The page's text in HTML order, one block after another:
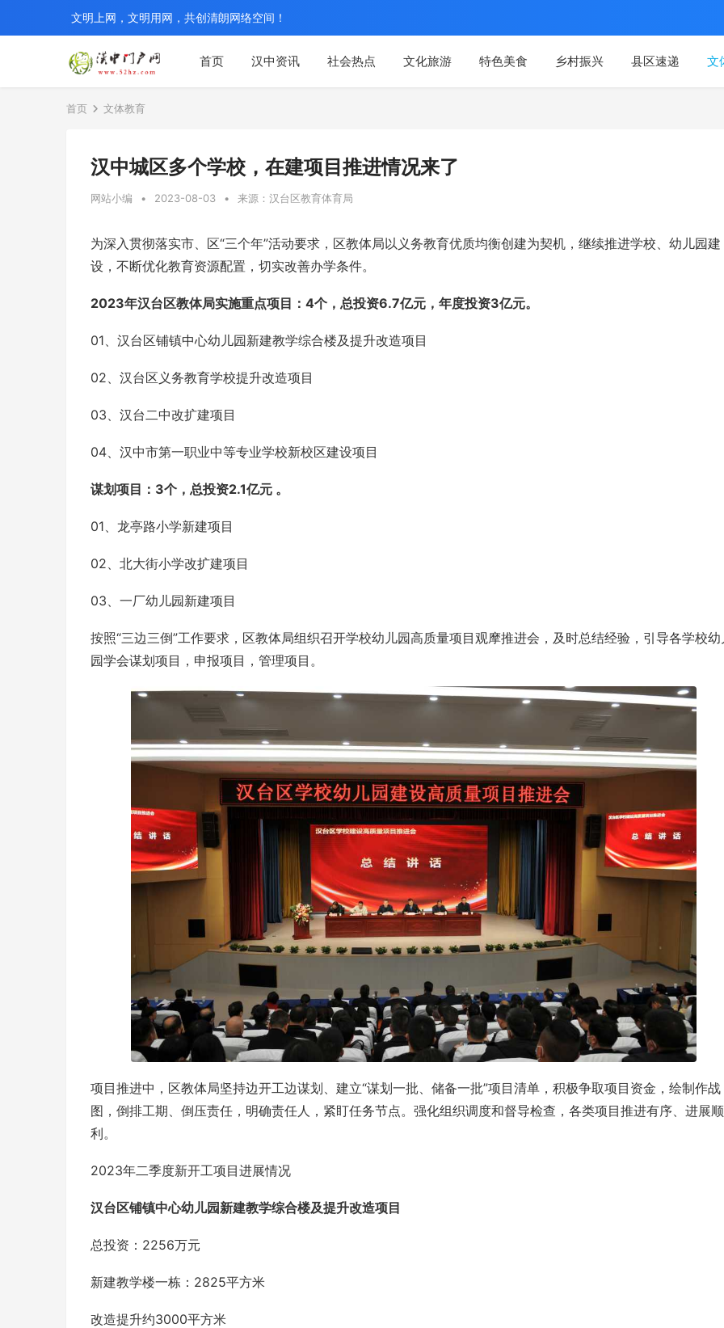
首页 汉中资讯 社会热点 文化旅游 特色美食 乡村振兴 县区速递 文
文明上网，文明用网，共创清朗网络空间！
首页 文体教育
汉中城区多个学校，在建项目推进情况来了
网站小编 • 2023-08-03 • 来源：汉台区教育体育局
为深入贯彻落实市、区“三个年”活动要求，区教体局以义务教育优质均衡创建为契机，继续推进学校、幼儿园建
设，不断优化教育资源配置，切实改善办学条件。
2023年汉台区教体局实施重点项目：4个， 总投资6.7亿元， 年度投资3亿元。
01、汉台区铺镇中心幼儿园新建教学综合楼及提升改造项目
02、汉台区义务教育学校提升改造项目
03、汉台二中改扩建项目
04、汉中市第一职业中等专业学校新校区建设项目
谋划项目：3个， 总投资2.1亿元 。
01、龙亭路小学新建项目
02、北大街小学改扩建项目
03、一厂幼儿园新建项目
按照“三边三倒”工作要求，区教体局组织召开学校幼儿园高质量项目观摩推进会，及时总结经验，引导各学校幼
园学会谋划项目，申报项目，管理项目。
项目推进中，区教体局坚持边开工边谋划、建立“谋划一批、储备一批”项目清单，积极争取项目资金，绘制作战
图，倒排工期、倒压责任，明确责任人，紧盯任务节点。强化组织调度和督导检查，各类项目推进有序、进展顺
利。
2023年二季度新开工项目进展情况
汉台区铺镇中心幼儿园新建教学综合楼及提升改造项目
总投资：2256万元
新建教学楼一栋：2825平方米
改造提升约3000平方米